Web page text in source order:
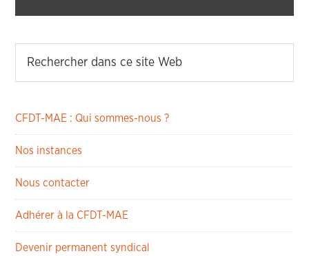
CFDT-MAE : Qui sommes-nous ?
Nos instances
Nous contacter
Adhérer à la CFDT-MAE
Devenir permanent syndical